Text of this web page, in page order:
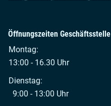
Öffnungszeiten Geschäftsstelle
Montag:
13:00 - 16.30 Uhr
Dienstag:
9:00 - 13:00 Uhr